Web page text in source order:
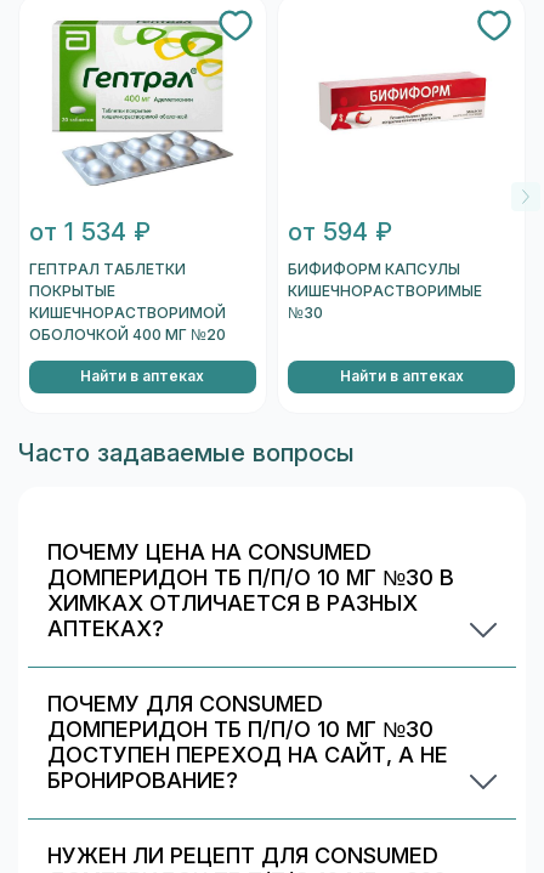
от 1 534 ₽
ГЕПТРАЛ ТАБЛЕТКИ
ПОКРЫТЫЕ
КИШЕЧНОРАСТВОРИМОЙ
ОБОЛОЧКОЙ 400 МГ №20
Найти в аптеках
от 594 ₽
БИФИФОРМ КАПСУЛЫ
КИШЕЧНОРАСТВОРИМЫЕ
№30
Найти в аптеках
Часто задаваемые вопросы
ПОЧЕМУ ЦЕНА НА CONSUMED
ДОМПЕРИДОН ТБ П/П/О 10 МГ №30 В
ХИМКАХ ОТЛИЧАЕТСЯ В РАЗНЫХ
АПТЕКАХ?
разных аптек в Химках — выбирайте самое
выгодное и удобное по адресу/времени
работы.
ПОЧЕМУ ДЛЯ CONSUMED
ДОМПЕРИДОН ТБ П/П/О 10 МГ №30
ДОСТУПЕН ПЕРЕХОД НА САЙТ, А НЕ
БРОНИРОВАНИЕ?
перехода на их сайт. Вы можете выбрать
НУЖЕН ЛИ РЕЦЕПТ ДЛЯ CONSUMED